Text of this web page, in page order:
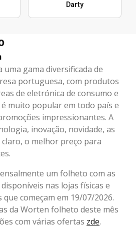
Darty
gama diversificada de
portuguesa, com produtos
de eletrónica de consumo e
muito popular em todo país e
impressionantes. A
inovação, novidade, as
o melhor preço para
um folheto com as
nas lojas físicas e
começam em 19/07/2026.
da Worten folheto deste mês
com várias ofertas zde.